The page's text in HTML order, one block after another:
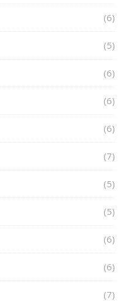
(6)
(5)
(6)
(6)
(6)
(7)
(5)
(5)
(6)
(6)
(7)